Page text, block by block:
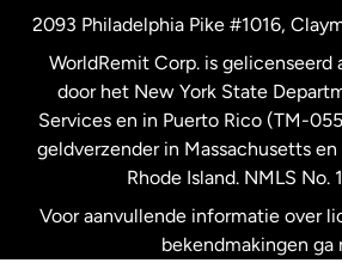
Verenigde Staten
Verenigde Staten
Zweden
2093 Philadelphia Pike #1016,
WorldRemit Corp. is gelicenseerd
door het New York State
Services en in Puerto Rico (TM-
geldverzender in Massachusetts
Rhode Island. NMLS No.
Voor aanvullende informatie over
bekendmakingen ga